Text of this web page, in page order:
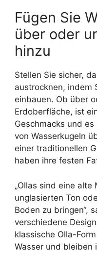
Fügen Sie
über oder
hinzu
Stellen Sie sicher,
austrocknen, indem
einbauen. Ob über
Erdoberfläche, ist
Geschmacks und
von Wasserkugeln
einer traditionellen
haben ihre festen
„Ollas sind eine alte
unglasierten Ton
Boden zu bringen“,
verschiedene
klassische Olla-
Wasser und bleiben